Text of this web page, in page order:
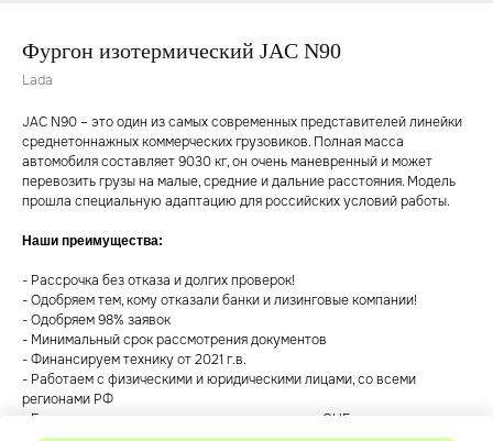
Фургон изотермический JAC N90
Lada
JAC N90 – это один из самых современных представителей линейки
среднетоннажных коммерческих грузовиков. Полная масса
автомобиля составляет 9030 кг, он очень маневренный и может
перевозить грузы на малые, средние и дальние расстояния. Модель
прошла специальную адаптацию для российских условий работы.
Наши преимущества:
- Рассрочка без отказа и долгих проверок!
- Одобряем тем, кому отказали банки и лизинговые компании!
- Одобряем 98% заявок
- Минимальный срок рассмотрения документов
- Финансируем технику от 2021 г.в.
- Работаем с физическими и юридическими лицами, со всеми
регионами РФ
- Есть специальные предложения для граждан СНГ